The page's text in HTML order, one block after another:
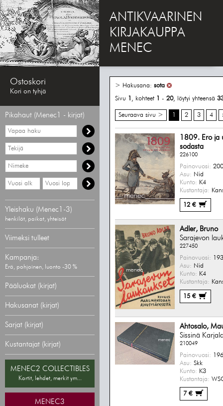
ANTIKVAARINEN
KIRJAKAUPPA
MENEC
Ostoskori
Kori on tyhjä
Pikahaut (Menec1 - kirjat)
Vapaa
haku
Hae
tekijää
Hae
nimekettä
Hae
vähimmäisvuosi
Hae
enimmäisvuosi
Yleishaku (Menec1-3)
henkilöt, paikat, yhteisöt
Viimeksi tulleet
Kampanja:
Erä, pohjoinen, luonto -30 %
Pääluokat (kirjat)
Hakusanat (kirjat)
Sarjat (kirjat)
Kustantajat (kirjat)
MENEC2 COLLECTIBLES
Kortit, lehdet, merkit ym...
MENEC3
> Hakusana: sota
Sivu 1 , kohteet 1 - 20, löytyi yhteensä
Seuraava sivu > 1 2 3 4
1809. Ero ja
sodasta
226100
Painovuosi:
Asu: Nid
Kunto: K4
Kustantaja:
12 €
Adler, Bruno
Sarajevon
227450
Painovuosi:
Asu: Nid
Kunto: K4
Kustantaja:
15 €
Ahtosalo,
Sissinä
210049
Painovuosi:
Asu: Skk
Kunto: K3
Kustantaja:
7 €